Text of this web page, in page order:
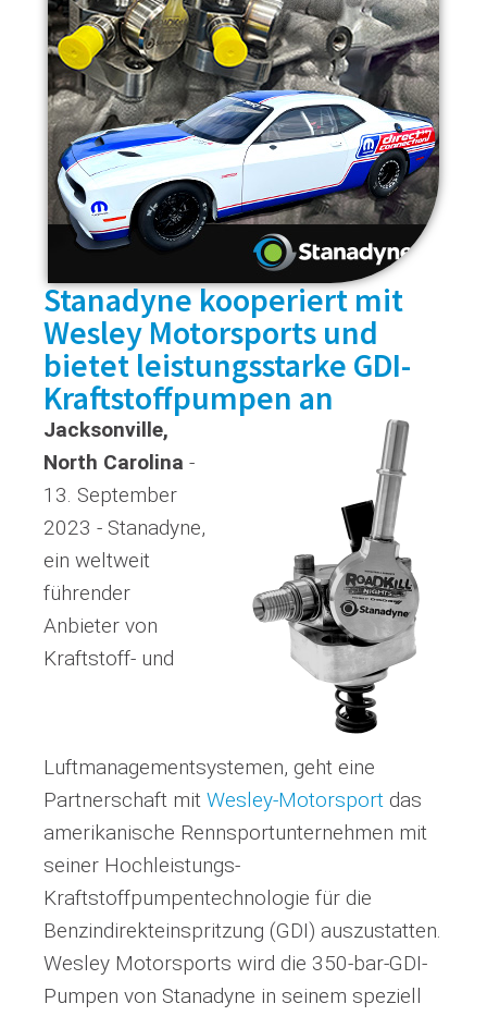
Stanadyne kooperiert mit
Wesley Motorsports und
bietet leistungsstarke GDI-
Kraftstoffpumpen an
Jacksonville,
North Carolina -
13. September
2023 - Stanadyne,
ein weltweit
führender
Anbieter von
Kraftstoff- und
Luftmanagementsystemen, geht eine
Partnerschaft mit Wesley-Motorsport das
amerikanische Rennsportunternehmen mit
seiner Hochleistungs-
Kraftstoffpumpentechnologie für die
Benzindirekteinspritzung (GDI) auszustatten.
Wesley Motorsports wird die 350-bar-GDI-
Pumpen von Stanadyne in seinem speziell